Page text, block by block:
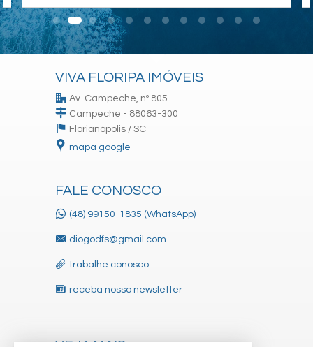
VIVA FLORIPA IMÓVEIS
Av. Campeche, nº 805
Campeche - 88063-300
Florianópolis / SC
mapa google
FALE CONOSCO
(48) 99150-1835 (WhatsApp)
diogodfs@gmail.com
trabalhe conosco
receba nosso newsletter